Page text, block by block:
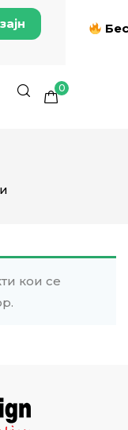
0
кои се